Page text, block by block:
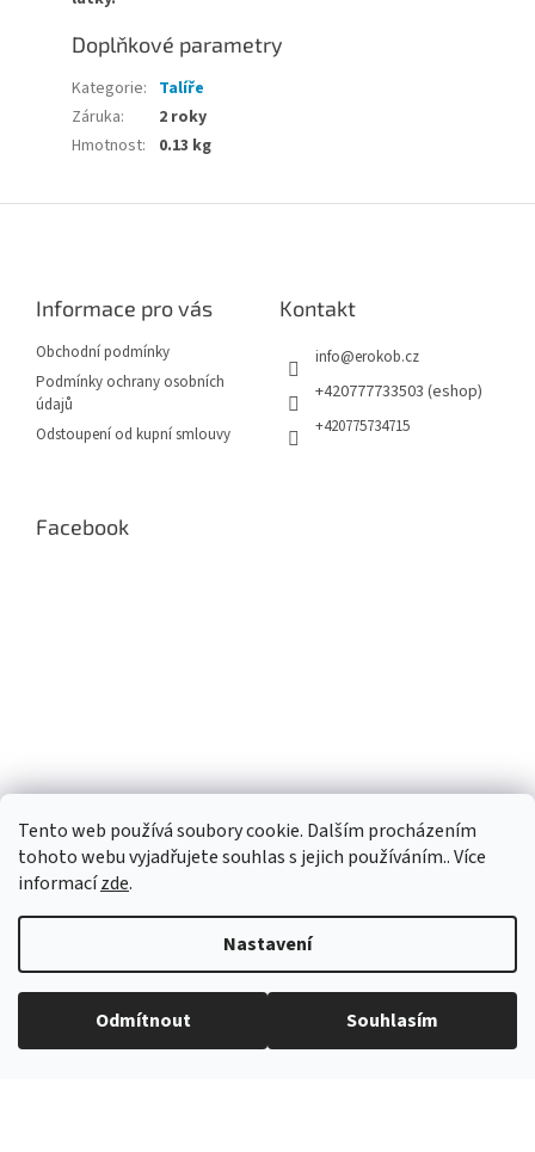
Tento web používá soubory cookie. Dalším procházením
tohoto webu vyjadřujete souhlas s jejich používáním.. Více
informacízde.
Nastavení
Odmítnout Souhlasím
Doplňkové parametry
Kategorie: Talíře
Záruka:
2 roky
Hmotnost: 0.13 kg
Informace pro vás
Obchodní podmínky
Podmínky ochrany osobních
údajů
Odstoupení od kupní smlouvy
Kontakt
info@erokob.cz
+420777733503 (eshop)
+420775734715
Facebook
Vytvořil Shoptet